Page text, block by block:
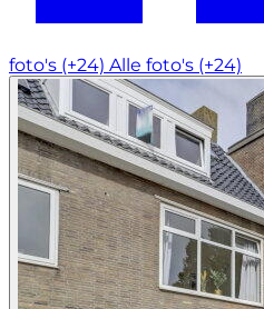
foto's (+24) Alle foto's (+24)